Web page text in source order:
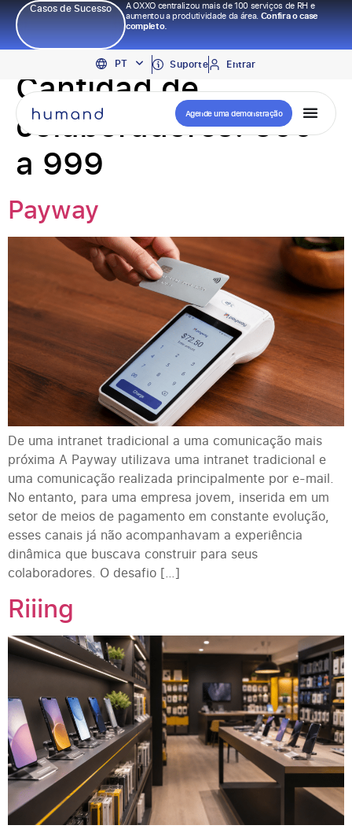
Casos de Sucesso
A OXXO centralizou mais de 100 serviços de RH e
aumentou a produtividade da área.Confira o case
completo.
PT
EN
ES
Suporte Entrar
Agende uma demonstração
Cantidad de
colaboradores:500
a 999
Payway
De uma intranet tradicional a uma comunicação mais
próxima A Payway utilizava uma intranet tradicional e
uma comunicação realizada principalmente por e-mail.
No entanto, para uma empresa jovem, inserida em um
setor de meios de pagamento em constante evolução,
esses canais já não acompanhavam a experiência
dinâmica que buscava construir para seus
colaboradores. O desafio […]
Riiing